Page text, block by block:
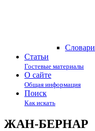
Cловари
Статьи
Гостевые материалы
О сайте
Общая информация
Поиск
Как искать
ЖАН-БЕРНАР